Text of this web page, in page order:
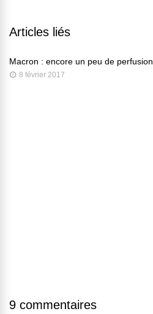
Articles liés
Macron : encore un peu de perfusion
8 février 2017
9 commentaires